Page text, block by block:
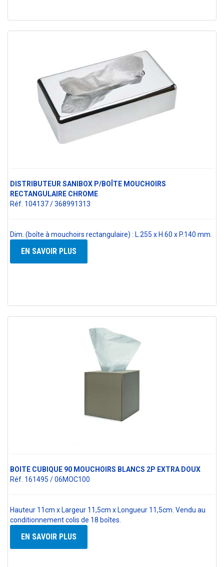
DISTRIBUTEUR SANIBOX P/BOÎTE MOUCHOIRS
RECTANGULAIRE CHROME
Réf. 104137 / 368991313
Dim. (boîte à mouchoirs rectangulaire) : L.255 x H.60 x P.140 mm.
EN SAVOIR PLUS
BOITE CUBIQUE 90 MOUCHOIRS BLANCS 2P EXTRA DOUX
Réf. 161495 / 06MOC100
Hauteur 11cm x Largeur 11,5cm x Longueur 11,5cm. Vendu au
conditionnement colis de 18 boîtes.
EN SAVOIR PLUS